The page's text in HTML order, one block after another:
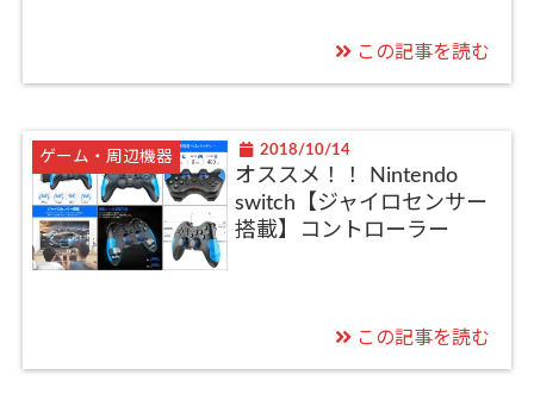
この記事を読む
ゲーム・周辺機器 2018/10/14
オススメ！！ Nintendo
switch【ジャイロセンサー
搭載】コントローラー
この記事を読む